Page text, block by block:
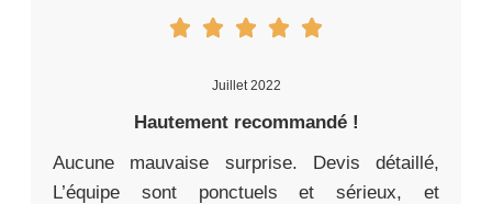
Juillet 2022
Hautement recommandé !
Aucune mauvaise surprise. Devis détaillé,
L’équipe sont ponctuels et sérieux, et